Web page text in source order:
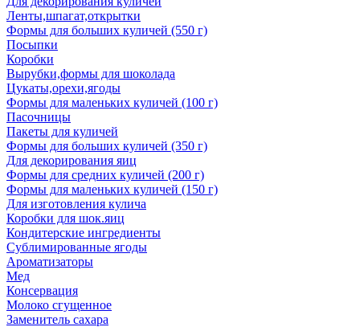
Ленты,шпагат,открытки
Формы для больших куличей (550 г)
Посыпки
Коробки
Вырубки,формы для шоколада
Цукаты,орехи,ягоды
Формы для маленьких куличей (100 г)
Пасочницы
Пакеты для куличей
Формы для больших куличей (350 г)
Для декорирования яиц
Формы для средних куличей (200 г)
Формы для маленьких куличей (150 г)
Для изготовления кулича
Коробки для шок.яиц
Кондитерские ингредиенты
Сублимированные ягоды
Ароматизаторы
Мед
Консервация
Молоко сгущенное
Заменитель сахара